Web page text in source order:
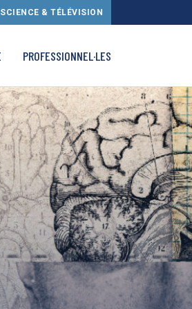
& TÉLÉVISION
PROFESSIONNEL·LES